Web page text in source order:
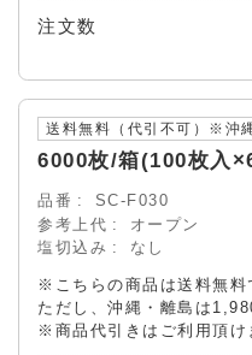
注文数
送料無料（代引不可）※沖
6000枚/箱(100枚入
品番
SC-F030
参考上代
オープン
塩切込み
なし
※こちらの商品は送料無料
ただし、沖縄・離島は
※商品代引きはご利用頂け